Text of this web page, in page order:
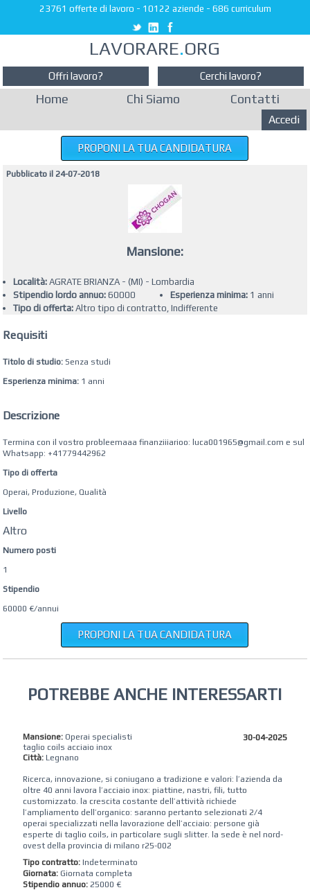
23761 offerte di lavoro - 10122 aziende - 686 curriculum
LAVORARE.ORG
Offri lavoro? Cerchi lavoro?
Home Chi Siamo Contatti
Accedi
Pubblicato il 24-07-2018
Mansione:
PROPONI LA TUA CANDIDATURA
Località:AGRATE BRIANZA - (MI) - Lombardia
Stipendio lordo annuo:60000 Esperienza minima:1 anni
Tipo di offerta:Altro tipo di contratto, Indifferente
Requisiti
Titolo di studio: Senza studi
Esperienza minima: 1 anni
Descrizione
Termina con il vostro probleemaaa finanziiiarioo: luca001965@gmail.com e sul
Whatsapp: +41779442962
Tipo di offerta
Operai, Produzione, Qualità
Livello
Altro
Numero posti
1
Stipendio
60000 €/annui
PROPONI LA TUA CANDIDATURA
POTREBBE ANCHE INTERESSARTI
Mansione:Operai specialisti
taglio coils acciaio inox
Città:Legnano
30-04-2025
Ricerca, innovazione, si coniugano a tradizione e valori: l’azienda da
oltre 40 anni lavora l’acciaio inox: piattine, nastri, fili, tutto
customizzato. la crescita costante dell’attività richiede
l’ampliamento dell’organico: saranno pertanto selezionati 2/4
operai specializzati nella lavorazione dell’acciaio: persone già
esperte di taglio coils, in particolare sugli slitter. la sede è nel nord-
ovest della provincia di milano r25-002
Tipo contratto:Indeterminato
Giornata: Giornata completa
Stipendio annuo: 25000 €